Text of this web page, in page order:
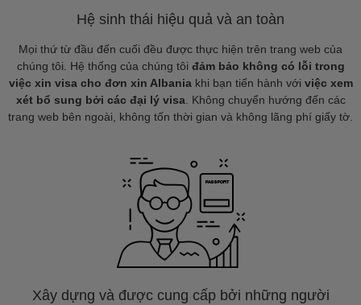
Hệ sinh thái hiệu quả và an toàn
Mọi thứ từ đầu đến cuối đều được thực hiện trên trang web của
chúng tôi. Hệ thống của chúng tôi đảm bảo không có lỗi trong
việc xin visa cho đơn xin Albaniakhi bạn tiến hành với việc xem
xét bổ sung bởi các đại lý visa. Không chuyển hướng đến các
trang web bên ngoài, không tốn thời gian và không lãng phí giấy tờ.
Xây dựng và được cung cấp bởi những người